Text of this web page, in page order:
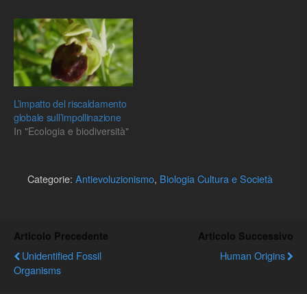
della scienza, a un filosofo
della scienza. Il primo, e lo
dice, non…
L’impatto del riscaldamento
globale sull’impollinazione
In "Ecologia e biodiversità"
Categorie: Antievoluzionismo, Biologia Cultura e Società
Articolo Precedente
Unidentified Fossil
Organisms
Articolo Successivo
Human Origins